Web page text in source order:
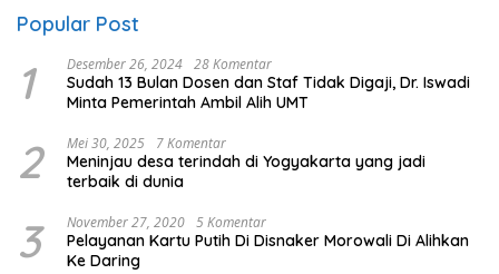
Popular Post
1 Desember 26, 2024 28 Komentar
Sudah 13 Bulan Dosen dan Staf Tidak Digaji, Dr. Iswadi
Minta Pemerintah Ambil Alih UMT
2 Mei 30, 2025 7 Komentar
Meninjau desa terindah di Yogyakarta yang jadi
terbaik di dunia
3 November 27, 2020 5 Komentar
Pelayanan Kartu Putih Di Disnaker Morowali Di Alihkan
Ke Daring